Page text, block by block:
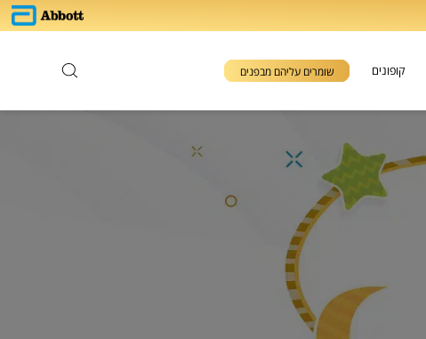
קופונים שומרים עליהם מבפנים